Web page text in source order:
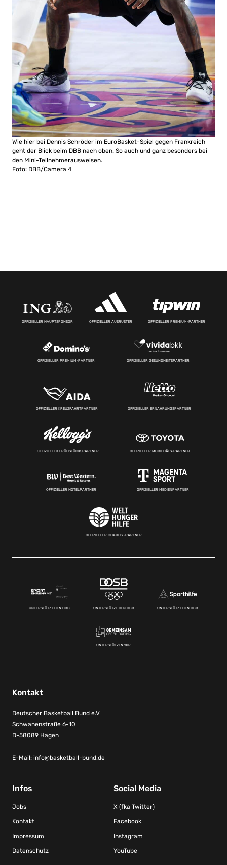
Wie hier bei Dennis Schröder im EuroBasket-Spiel gegen Frankreich
geht der Blick beim DBB nach oben. So auch und ganz besonders bei
den Mini-Teilnehmerausweisen.
Foto: DBB/Camera 4
OFFIZIELLER HAUPTSPONSOR OFFIZIELLER AUSRÜSTER OFFIZIELLER PREMIUM-PARTNER
OFFIZIELLER PREMIUM-PARTNER OFFIZIELLER GESUNDHEITSPARTNER
OFFIZIELLER KREUZFAHRTPARTNER OFFIZIELLER ERNÄHRUNGSPARTNER
OFFIZIELLER FRÜHSTÜCKSPARTNER OFFIZIELLER MOBILITÄTS-PARTNER
OFFIZIELLER HOTELPARTNER OFFIZIELLER MEDIENPARTNER
OFFIZIELLER CHARITY-PARTNER
UNTERSTÜTZT DEN DBB UNTERSTÜTZT DEN DBB UNTERSTÜTZT DEN DBB
UNTERSTÜTZEN WIR
Kontakt
Deutscher Basketball Bund e.V
Schwanenstraße 6-10
D-58089 Hagen
E-Mail: info@basketball-bund.de
Infos
Jobs
Kontakt
Impressum
Datenschutz
Social Media
X (fka Twitter)
Facebook
Instagram
YouTube